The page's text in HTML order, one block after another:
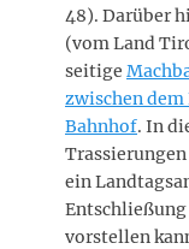
48). Darüber
(vom Land
seitige
zwischen
Bahnhof. In
ein
Entschließung
vorstellen